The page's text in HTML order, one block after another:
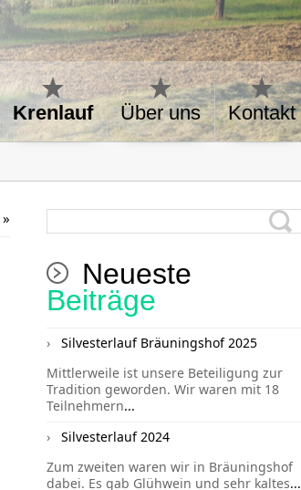
Krenlauf Über uns Kontakt
»
Neueste
Beiträge
Silvesterlauf Bräuningshof 2025
Mittlerweile ist unsere Beteiligung zur
Tradition geworden. Wir waren mit 18
Teilnehmern...
Silvesterlauf 2024
Zum zweiten waren wir in Bräuningshof
dabei. Es gab Glühwein und sehr kaltes...